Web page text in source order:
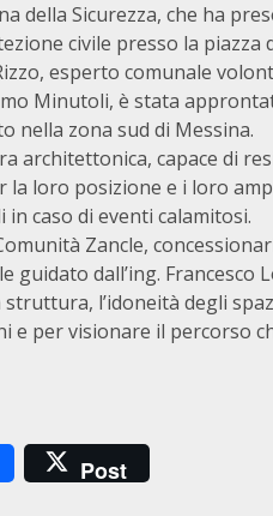
della Sicurezza, che ha
civile presso la piazza
esperto comunale
Minutoli, è stata
nella zona sud di Messina.
architettonica, capace di
loro posizione e i loro
caso di eventi calamitosi.
Zancle,
guidato dall’ing.
l’idoneità degli
e per visionare il percorso
Post